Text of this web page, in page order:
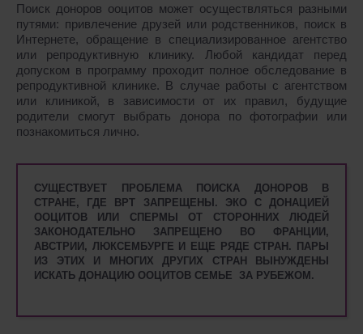
Поиск доноров ооцитов может осуществляться разными
путями: привлечение друзей или родственников, поиск в
Интернете, обращение в специализированное агентство
или репродуктивную клинику. Любой кандидат перед
допуском в программу проходит полное обследование в
репродуктивной клинике. В случае работы с агентством
или клиникой, в зависимости от их правил, будущие
родители смогут выбрать донора по фотографии или
познакомиться лично.
СУЩЕСТВУЕТ ПРОБЛЕМА ПОИСКА ДОНОРОВ В
СТРАНЕ, ГДЕ ВРТ ЗАПРЕЩЕНЫ. ЭКО С ДОНАЦИЕЙ
ООЦИТОВ ИЛИ СПЕРМЫ ОТ СТОРОННИХ ЛЮДЕЙ
ЗАКОНОДАТЕЛЬНО ЗАПРЕЩЕНО ВО ФРАНЦИИ,
АВСТРИИ, ЛЮКСЕМБУРГЕ И ЕЩЕ РЯДЕ СТРАН. ПАРЫ
ИЗ ЭТИХ И МНОГИХ ДРУГИХ СТРАН ВЫНУЖДЕНЫ
ИСКАТЬ ДОНАЦИЮ ООЦИТОВ СЕМЬЕ ЗА РУБЕЖОМ.